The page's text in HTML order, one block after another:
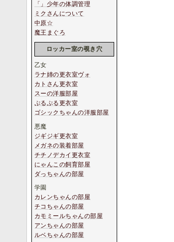
「」少年の体調管理
ミクさんについて
中原☆
魔王まぐろ
ロッカー室の覗き穴
乙女
ラナ姉の更衣室ヴォ
カトさん更衣室
スーの洋服部屋
ぷるぷる更衣室
ゴシックちゃんの洋服部屋
悪魔
ジギジギ更衣室
メガネの装着部屋
チチノデカイ更衣室
にゃんこの飼育部屋
ダっちゃんの部屋
学園
カレンちゃんの部屋
チコちゃんの部屋
カモミールちゃんの部屋
アンちゃんの部屋
ルベちゃんの部屋